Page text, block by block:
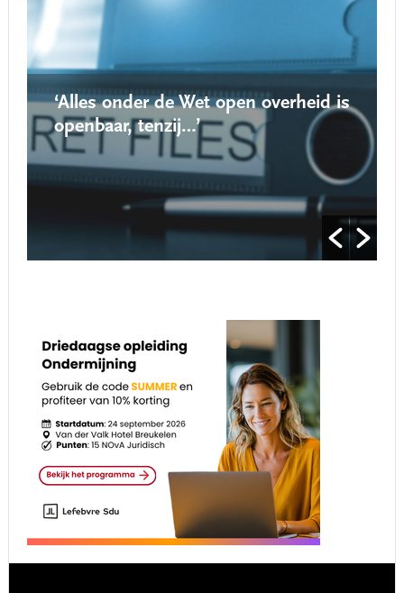
‘Alles onder de Wet open overheid is
openbaar, tenzij…’